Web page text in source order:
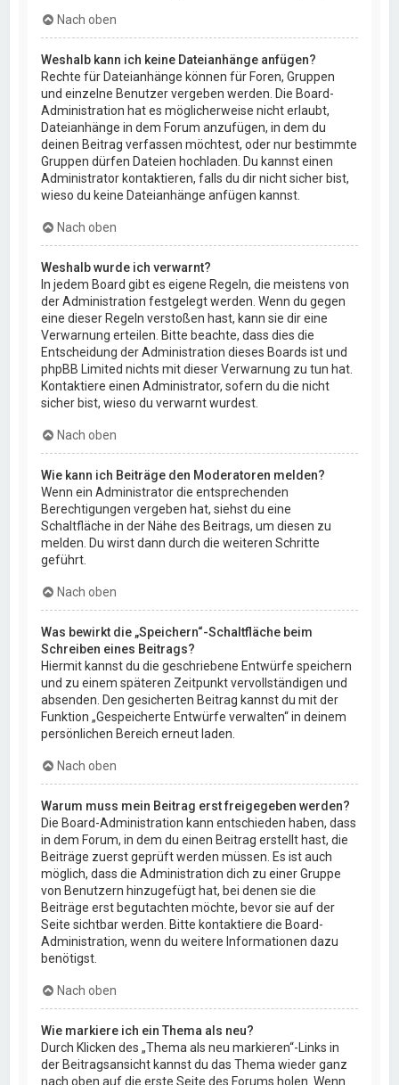
Nach oben
Weshalb kann ich keine Dateianhänge anfügen?
Rechte für Dateianhänge können für Foren, Gruppen
und einzelne Benutzer vergeben werden. Die Board-
Administration hat es möglicherweise nicht erlaubt,
Dateianhänge in dem Forum anzufügen, in dem du
deinen Beitrag verfassen möchtest, oder nur bestimmte
Gruppen dürfen Dateien hochladen. Du kannst einen
Administrator kontaktieren, falls du dir nicht sicher bist,
wieso du keine Dateianhänge anfügen kannst.
Nach oben
Weshalb wurde ich verwarnt?
In jedem Board gibt es eigene Regeln, die meistens von
der Administration festgelegt werden. Wenn du gegen
eine dieser Regeln verstoßen hast, kann sie dir eine
Verwarnung erteilen. Bitte beachte, dass dies die
Entscheidung der Administration dieses Boards ist und
phpBB Limited nichts mit dieser Verwarnung zu tun hat.
Kontaktiere einen Administrator, sofern du die nicht
sicher bist, wieso du verwarnt wurdest.
Nach oben
Wie kann ich Beiträge den Moderatoren melden?
Wenn ein Administrator die entsprechenden
Berechtigungen vergeben hat, siehst du eine
Schaltfläche in der Nähe des Beitrags, um diesen zu
melden. Du wirst dann durch die weiteren Schritte
geführt.
Nach oben
Was bewirkt die „Speichern“-Schaltfläche beim
Schreiben eines Beitrags?
Hiermit kannst du die geschriebene Entwürfe speichern
und zu einem späteren Zeitpunkt vervollständigen und
absenden. Den gesicherten Beitrag kannst du mit der
Funktion „Gespeicherte Entwürfe verwalten“ in deinem
persönlichen Bereich erneut laden.
Nach oben
Warum muss mein Beitrag erst freigegeben werden?
Die Board-Administration kann entschieden haben, dass
in dem Forum, in dem du einen Beitrag erstellt hast, die
Beiträge zuerst geprüft werden müssen. Es ist auch
möglich, dass die Administration dich zu einer Gruppe
von Benutzern hinzugefügt hat, bei denen sie die
Beiträge erst begutachten möchte, bevor sie auf der
Seite sichtbar werden. Bitte kontaktiere die Board-
Administration, wenn du weitere Informationen dazu
benötigst.
Nach oben
Wie markiere ich ein Thema als neu?
Durch Klicken des „Thema als neu markieren“-Links in
der Beitragsansicht kannst du das Thema wieder ganz
nach oben auf die erste Seite des Forums holen. Wenn